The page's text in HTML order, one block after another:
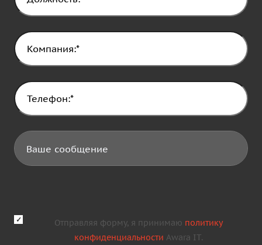
Отправляя форму, я принимаю политику
конфиденциальности Awara IT.